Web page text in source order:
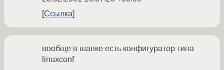
Ссылка
вообще в шапке есть конфигуратор типа
linuxconf